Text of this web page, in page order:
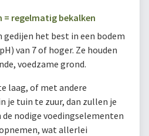
= regelmatig bekalken
het best in een bodem
van 7 of hoger. Ze houden
voedzame grond.
laag, of met andere
je tuin te zuur, dan zullen je
nodige voedingselementen
wat allerlei